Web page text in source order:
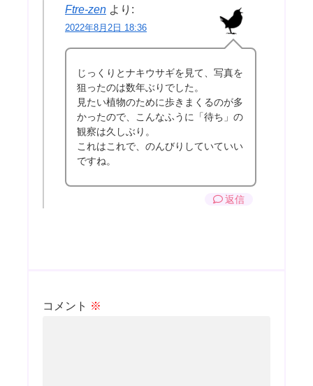
Ftre-zen より:
2022年8月2日 18:36
じっくりとナキウサギを見て、写真を
狙ったのは数年ぶりでした。
見たい植物のために歩きまくるのが多
かったので、こんなふうに「待ち」の
観察は久しぶり。
これはこれで、のんびりしていていい
ですね。
返信
コメント ※